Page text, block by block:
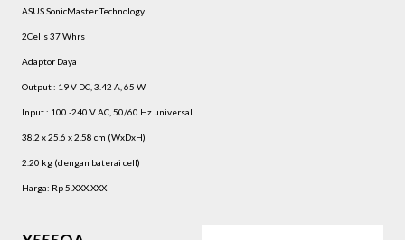
ASUS SonicMaster Technology
2Cells 37 Whrs
Adaptor Daya
Output : 19 V DC, 3.42 A, 65 W
Input : 100 -240 V AC, 50/60 Hz universal
38.2 x 25.6 x 2.58 cm (WxDxH)
2.20 kg (dengan baterai cell)
Harga: Rp 5.XXX.XXX